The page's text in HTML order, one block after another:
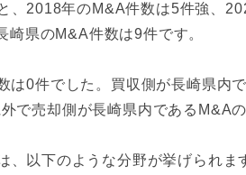
、2018年のM&A件数は5件強、
県のM&A件数は9件です。
は0件でした。買収側が長崎県内
で売却側が長崎県内であるM&Aの
以下のような分野が挙げられま